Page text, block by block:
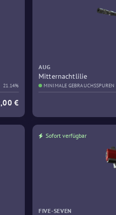
21.14%
€
AUG
Mitternachtlilie
MINIMALE GEBRAUCHSSPUREN
Sofort verfügbar
FIVE-SEVEN